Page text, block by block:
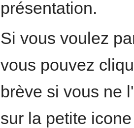
présentation.
Si vous voulez
vous pouvez
brève si vous ne
sur la petite